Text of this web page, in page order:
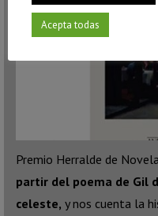
Premio Herralde de
partir del poema de Gil
celeste, y nos cuenta la
Acepta todas